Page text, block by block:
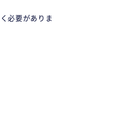
必要がありま